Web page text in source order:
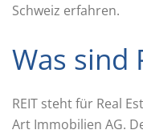
Schweiz erfahren.
Was sind
REIT steht für Real
Art Immobilien AG.